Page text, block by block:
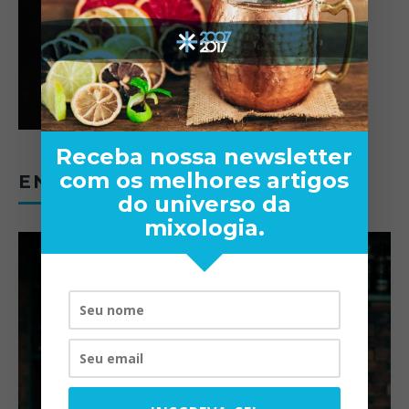
ENTREVISTAS
Receba nossa newsletter
com os melhores artigos
do universo da
mixologia.